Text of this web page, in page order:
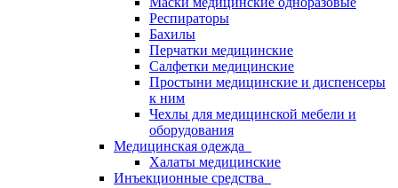
Респираторы
Бахилы
Перчатки медицинские
Салфетки медицинские
Простыни медицинские и диспенсеры
к ним
Чехлы для медицинской мебели и
оборудования
Медицинская одежда
Халаты медицинские
Инъекционные средства